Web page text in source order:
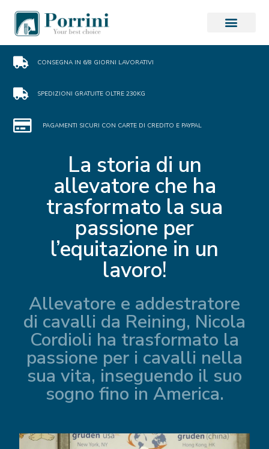
CONSEGNA IN 6/8 GIORNI LAVORATIVI
SPEDIZIONI GRATUITE OLTRE 230KG
PAGAMENTI SICURI CON CARTE DI CREDITO E PAYPAL
La storia di un
allevatore che ha
trasformato la sua
passione per
l’equitazione in un
lavoro!
Allevatore e addestratore
di cavalli da Reining, Nicola
Cordioli ha trasformato la
passione per i cavalli nella
sua vita, inseguendo il suo
sogno fino in America.